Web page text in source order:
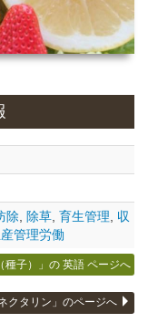
除 除草 育生管理
収
管理労働
種子）」の 英語 ページへ
ネクタリン」のページへ